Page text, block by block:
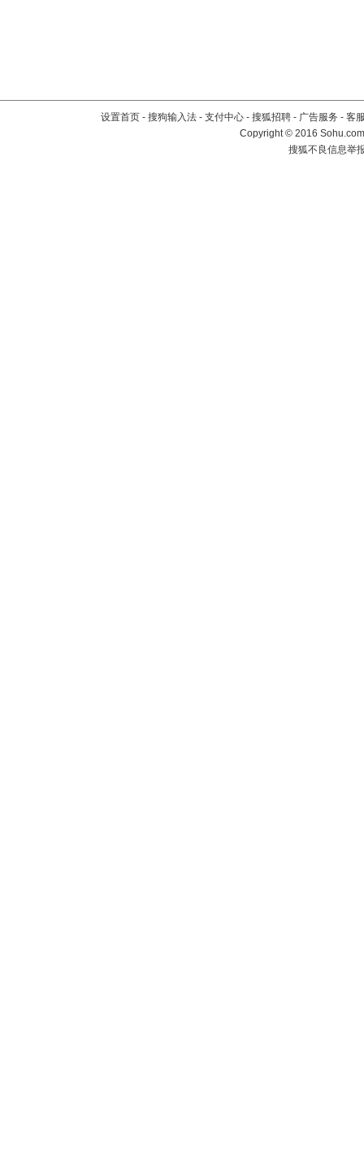
设置首页 - 搜狗输入法 - 支付中心 - 搜狐招聘 - 广告服务 - 客
Copyright©2016
搜狐不良信息举